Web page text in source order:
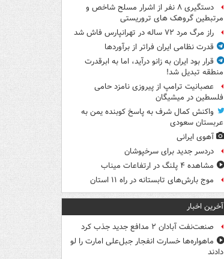
دستگیری ۸ نفر از اشرار مسلح شاخص و
مرتبطین گروهک های تروریستی
راز مرگ مرد ۷۲ ساله در تهرانپارس فاش شد
قدرت نظامی ایران فراتر از برآوردها
قرار بود ایران به زانو درآید، اما به ابرقدرت
منطقه تبدیل شد!
عصبانیت ترامپ از پیروزی نامزد حامی
فلسطین در میشیگان
واکنش کمال شرف به پاسخ کوبنده یمن به
عربستان سعودی
آهوی ایرانی
دردسر جدید برای سرخپوشان
مشاهده ۴ پلنگ در ارتفاعات میناب
موج بارش‌های تابستانه در راه ۱۱ استان
آخرین اخبار
صنعت‌نفت آبادان ۲ مدافع جدید جذب کرد
ماهواره‌ها خسارت انفجار جبل‌علی امارت را لو
دادند